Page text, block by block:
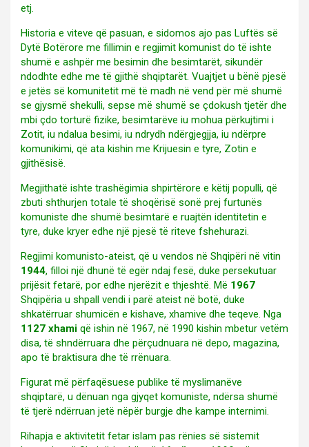
etj.
Historia e viteve që pasuan, e sidomos ajo pas Luftës së
Dytë Botërore me fillimin e regjimit komunist do të ishte
shumë e ashpër me besimin dhe besimtarët, sikundër
ndodhte edhe me të gjithë shqiptarët. Vuajtjet u bënë pjesë
e jetës së komunitetit më të madh në vend për më shumë
se gjysmë shekulli, sepse më shumë se çdokush tjetër dhe
mbi çdo torturë fizike, besimtarëve iu mohua përkujtimi i
Zotit, iu ndalua besimi, iu ndrydh ndërgjegjja, iu ndërpre
komunikimi, që ata kishin me Krijuesin e tyre, Zotin e
gjithësisë.
Megjithatë ishte trashëgimia shpirtërore e këtij populli, që
zbuti shthurjen totale të shoqërisë sonë prej furtunës
komuniste dhe shumë besimtarë e ruajtën identitetin e
tyre, duke kryer edhe një pjesë të riteve fshehurazi.
Regjimi komunisto-ateist, që u vendos në Shqipëri në vitin
1944, filloi një dhunë të egër ndaj fesë, duke persekutuar
prijësit fetarë, por edhe njerëzit e thjeshtë. Më 1967
Shqipëria u shpall vendi i parë ateist në botë, duke
shkatërruar shumicën e kishave, xhamive dhe teqeve. Nga
1127 xhami që ishin në 1967, në 1990 kishin mbetur vetëm
disa, të shndërruara dhe përçudnuara në depo, magazina,
apo të braktisura dhe të rrënuara.
Figurat më përfaqësuese publike të myslimanëve
shqiptarë, u dënuan nga gjyqet komuniste, ndërsa shumë
të tjerë ndërruan jetë nëpër burgje dhe kampe internimi.
Rihapja e aktivitetit fetar islam pas rënies së sistemit